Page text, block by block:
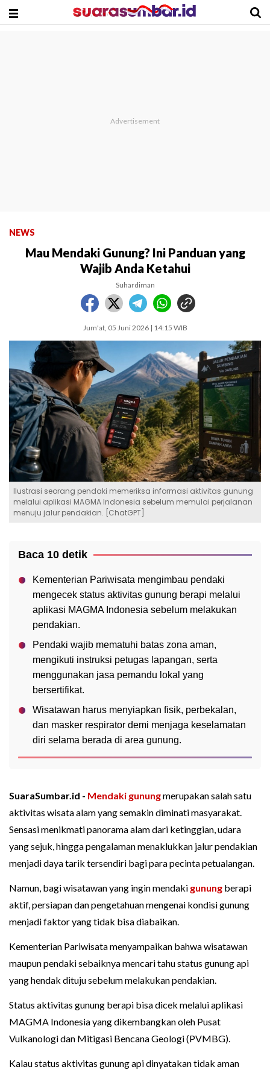
NEWS
Mau Mendaki Gunung? Ini Panduan yang
Wajib Anda Ketahui
Suhardiman
Jum'at, 05 Juni 2026 | 14:15 WIB
Ilustrasi seorang pendaki memeriksa informasi aktivitas gunung
melalui aplikasi MAGMA Indonesia sebelum memulai perjalanan
menuju jalur pendakian. [ChatGPT]
Baca 10 detik
Kementerian Pariwisata mengimbau pendaki
mengecek status aktivitas gunung berapi melalui
aplikasi MAGMA Indonesia sebelum melakukan
pendakian.
Pendaki wajib mematuhi batas zona aman,
mengikuti instruksi petugas lapangan, serta
menggunakan jasa pemandu lokal yang
bersertifikat.
Wisatawan harus menyiapkan fisik, perbekalan,
dan masker respirator demi menjaga keselamatan
diri selama berada di area gunung.
SuaraSumbar.id - Mendaki gunungmerupakan salah satu
aktivitas wisata alam yang semakin diminati masyarakat.
Sensasi menikmati panorama alam dari ketinggian, udara
yang sejuk, hingga pengalaman menaklukkan jalur pendakian
menjadi daya tarik tersendiri bagi para pecinta petualangan.
Namun, bagi wisatawan yang ingin mendaki gunung berapi
aktif, persiapan dan pengetahuan mengenai kondisi gunung
menjadi faktor yang tidak bisa diabaikan.
Kementerian Pariwisata menyampaikan bahwa wisatawan
maupun pendaki sebaiknya mencari tahu status gunung api
yang hendak dituju sebelum melakukan pendakian.
Status aktivitas gunung berapi bisa dicek melalui aplikasi
MAGMA Indonesia yang dikembangkan oleh Pusat
Vulkanologi dan Mitigasi Bencana Geologi (PVMBG).
Kalau status aktivitas gunung api dinyatakan tidak aman